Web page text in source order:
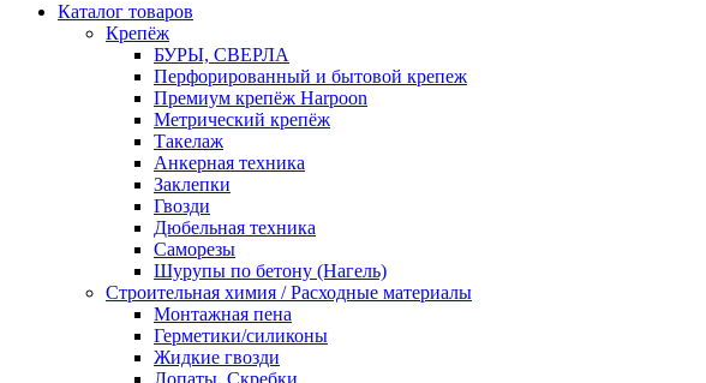
Каталог товаров
Крепёж
БУРЫ, СВЕРЛА
Перфорированный и бытовой крепеж
Премиум крепёж Harpoon
Метрический крепёж
Такелаж
Анкерная техника
Заклепки
Гвозди
Дюбельная техника
Саморезы
Шурупы по бетону (Нагель)
Строительная химия / Расходные материалы
Монтажная пена
Герметики/силиконы
Жидкие гвозди
Лопаты, Скребки